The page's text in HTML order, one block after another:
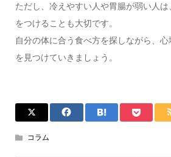
ただし、冷えやすい人や胃腸が弱い人
をつけることも大切です。
自分の体に合う食べ方を探しながら、
を見つけていきましょう。
コラム